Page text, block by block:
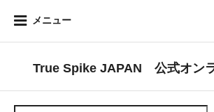
メニュー
True Spike JAPAN 公式オン